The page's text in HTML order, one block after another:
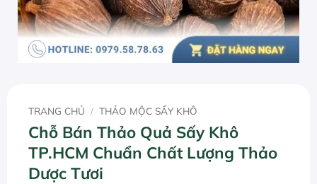
TRANG CHỦ / THẢO MỘC SẤY KHÔ
Chỗ Bán Thảo Quả Sấy Khô
TP.HCM Chuẩn Chất Lượng Thảo
Dược Tươi